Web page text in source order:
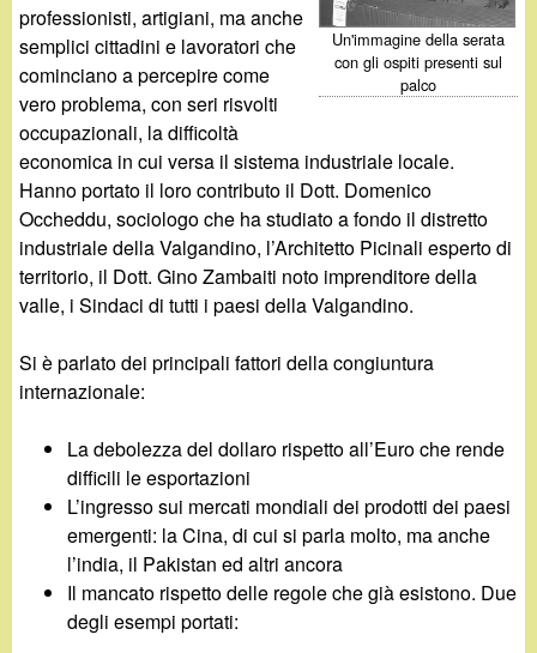
a
n
d
i
n
o
.
c
e
c
a
Un'immagine della serata
con gli ospiti presenti sul
palco
professionisti, artigiani, ma anche
semplici cittadini e lavoratori che
cominciano a percepire come
vero problema, con seri risvolti
occupazionali, la difficoltà
economica in cui versa il sistema industriale locale.
Hanno portato il loro contributo il Dott. Domenico
Occheddu, sociologo che ha studiato a fondo il distretto
industriale della Valgandino, l’Architetto Picinali esperto di
territorio, il Dott. Gino Zambaiti noto imprenditore della
valle, i Sindaci di tutti i paesi della Valgandino.
Si è parlato dei principali fattori della congiuntura
internazionale:
La debolezza del dollaro rispetto all’Euro che rende
difficili le esportazioni
L’ingresso sui mercati mondiali dei prodotti dei paesi
emergenti: la Cina, di cui si parla molto, ma anche
l’india, il Pakistan ed altri ancora
Il mancato rispetto delle regole che già esistono. Due
degli esempi portati: